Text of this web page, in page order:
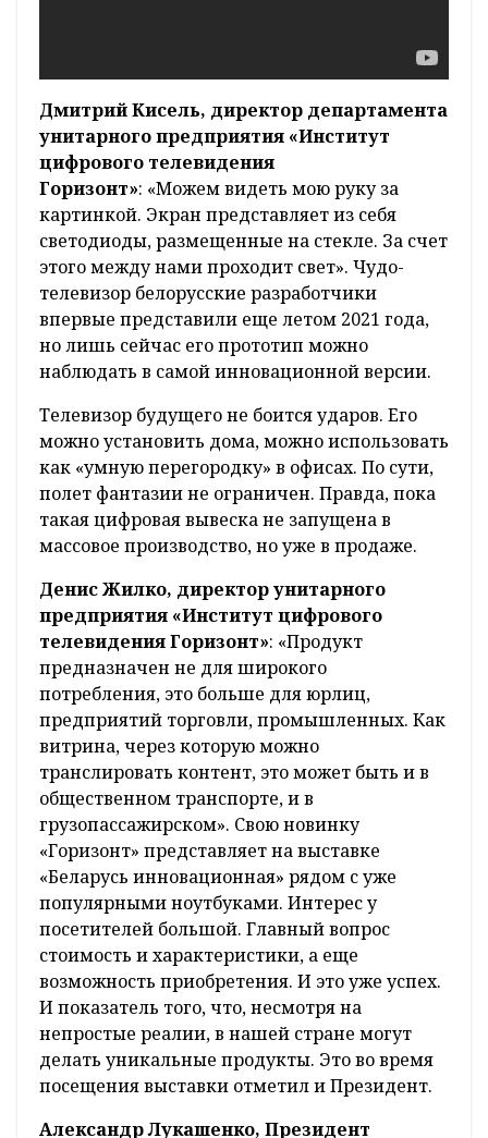
Дмитрий Кисель, директор департамента
унитарного предприятия «Институт
цифрового телевидения
Горизонт»: «Можем видеть мою руку за
картинкой. Экран представляет из себя
светодиоды, размещенные на стекле. За счет
этого между нами проходит свет». Чудо-
телевизор белорусские разработчики
впервые представили еще летом 2021 года,
но лишь сейчас его прототип можно
наблюдать в самой инновационной версии.
Телевизор будущего не боится ударов. Его
можно установить дома, можно использовать
как «умную перегородку» в офисах. По сути,
полет фантазии не ограничен. Правда, пока
такая цифровая вывеска не запущена в
массовое производство, но уже в продаже.
Денис Жилко, директор унитарного
предприятия «Институт цифрового
телевидения Горизонт»: «Продукт
предназначен не для широкого
потребления, это больше для юрлиц,
предприятий торговли, промышленных. Как
витрина, через которую можно
транслировать контент, это может быть и в
общественном транспорте, и в
грузопассажирском». Свою новинку
«Горизонт» представляет на выставке
«Беларусь инновационная» рядом с уже
популярными ноутбуками. Интерес у
посетителей большой. Главный вопрос
стоимость и характеристики, а еще
возможность приобретения. И это уже успех.
И показатель того, что, несмотря на
непростые реалии, в нашей стране могут
делать уникальные продукты. Это во время
посещения выставки отметил и Президент.
Александр Лукашенко, Президент